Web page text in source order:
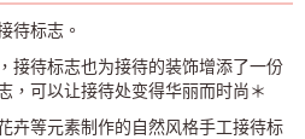
待标志。
接待标志也为接待的装饰增添了一份
可以让接待处变得华丽而时尚＊
卉等元素制作的自然风格手工接待标